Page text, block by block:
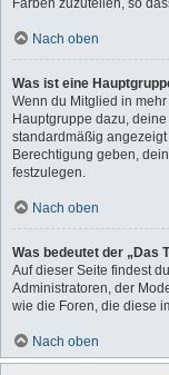
Farben zuzuteilen, so
Nach oben
Was ist eine
Wenn du Mitglied in
Hauptgruppe dazu,
standardmäßig
Berechtigung geben,
festzulegen.
Nach oben
Was bedeutet der „Das
Auf dieser Seite findest
Administratoren, der
wie die Foren, die diese
Nach oben